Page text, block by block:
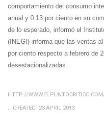
comportamiento del consumo
anual y 0.13 por ciento en su
de lo esperado, informó el
(INEGI) informa que las ventas
por ciento respecto a febrero de
desestacionalizadas.
HTTP://
CREATED: 23 APRIL 2013